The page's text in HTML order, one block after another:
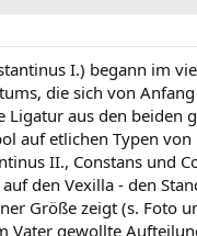
I.) begann im
die sich von
Ligatur aus den beiden
auf etlichen Typen
II., Constans und
den Vexilla - den
Größe zeigt (s. Foto
Vater gewollte